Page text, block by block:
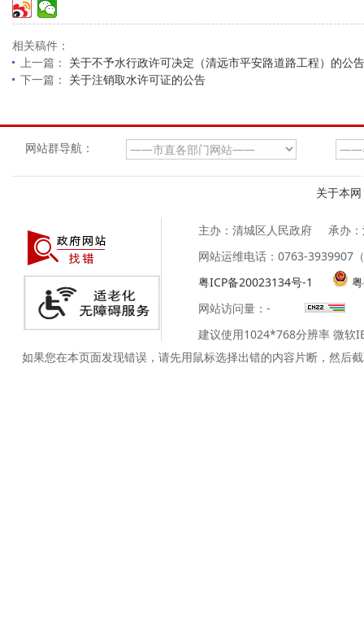
相关稿件：
上一篇： 关于不予水行政许可决定（清远市平安路道路工程）的公告
下一篇： 关于注销取水许可证的公告
网站群导航：
关于本网
主办：清城区人民政府
承办
网站运维电话：0763-3939907
粤ICP备20023134号-1
网站访问量： -
建议使用1024*768分辨率 微软
如果您在本页面发现错误，请先用鼠标选择出错的内容片断，然后